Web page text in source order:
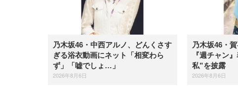
乃木坂46・中西アルノ、どんくさす
ぎる浴衣動画にネット「相変わら
ず」「嘘でしょ…」
2026年8月6日
乃木坂46・
『週チャン
私”を披露
2026年8月6日